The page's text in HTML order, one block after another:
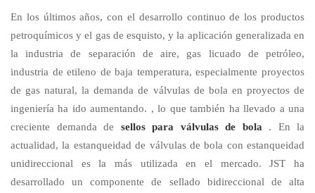
En los últimos años, con el desarrollo continuo de los productos
petroquímicos y el gas de esquisto, y la aplicación generalizada en
la industria de separación de aire, gas licuado de petróleo,
industria de etileno de baja temperatura, especialmente proyectos
de gas natural, la demanda de válvulas de bola en proyectos de
ingeniería ha ido aumentando. , lo que también ha llevado a una
creciente demanda de sellos para válvulas de bola . En la
actualidad, la estanqueidad de válvulas de bola con estanqueidad
unidireccional es la más utilizada en el mercado. JST ha
desarrollado un componente de sellado bidireccional de alta